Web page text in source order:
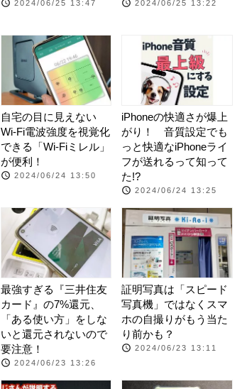
2024/06/25 13:47 2024/06/25 13:22
自宅の目に見えない
Wi-Fi電波強度を視覚化
できる「Wi-Fiミレル」
が便利！
2024/06/24 13:50
iPhoneの快適さが爆上
がり！ 音質設定でも
っと快適なiPhoneライ
フが送れるって知って
た!?
2024/06/24 13:25
最強すぎる『三井住友
カード』の7%還元、
「ある使い方」をしな
いと還元されないので
要注意！
2024/06/23 13:26
証明写真は「スピード
写真機」ではなくスマ
ホの自撮りがもう当た
り前かも？
2024/06/23 13:11